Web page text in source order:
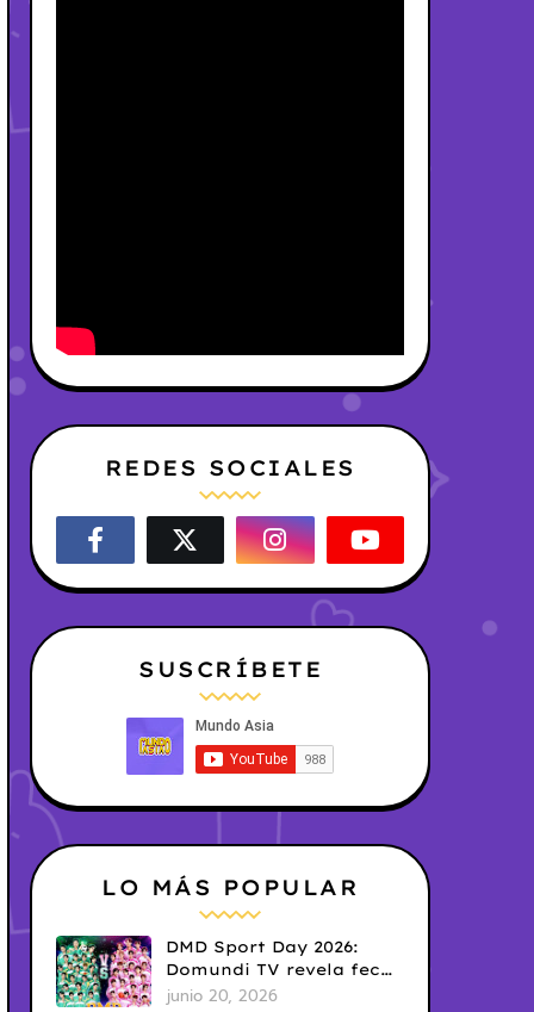
REDES SOCIALES
SUSCRÍBETE
LO MÁS POPULAR
DMD Sport Day 2026:
Domundi TV revela fecha
y temática
junio 20, 2026